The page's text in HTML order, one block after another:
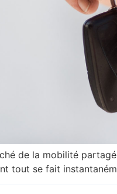
de la mobilité
tout se fait